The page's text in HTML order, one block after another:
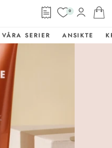
0
VÅRA SERIER ANSIKTE